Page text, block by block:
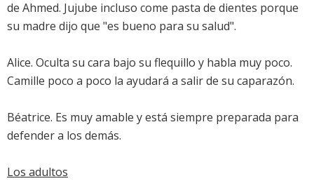
de Ahmed. Jujube incluso come pasta de dientes porque
su madre dijo que "es bueno para su salud".
Alice. Oculta su cara bajo su flequillo y habla muy poco.
Camille poco a poco la ayudará a salir de su caparazón.
Béatrice. Es muy amable y está siempre preparada para
defender a los demás.
Los adultos